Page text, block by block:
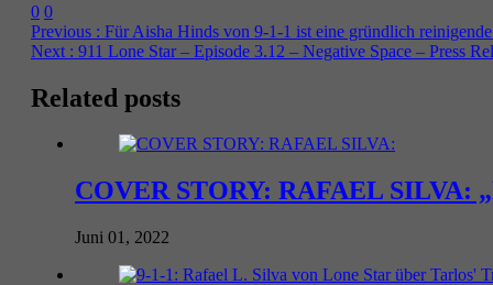
0 0
Previous : Für Aisha Hinds von 9-1-1 ist eine gründlich
Next : 911 Lone Star – Episode 3.12 – Negative Space – Press
Related posts
COVER STORY: RAFAEL SILVA:
Juni 01, 2022